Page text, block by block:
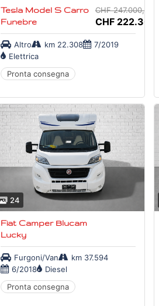
Tesla Model S Carro
Funebre
CHF 247.000,-
CHF 222.300,-
Altro km 22.308
7/2019
Elettrica
Pronta consegna
24
Fiat Camper Blucam
Lucky
Furgoni/Van
km 37.594
6/2018
Diesel
Pronta consegna